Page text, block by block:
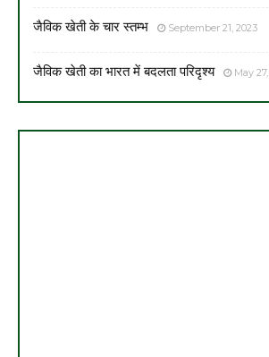
जैविक खेती के चार स्तम्भ September 21, 2023
जैविक खेती का भारत में बदलता परिदृश्य May